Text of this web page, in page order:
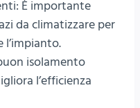
È importante
da climatizzare per
isolamento
l’efficienza